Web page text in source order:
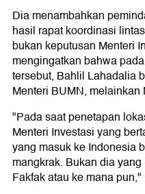
Dia menambahkan
hasil rapat koordinasi
bukan keputusan Menteri
mengingatkan bahwa
tersebut, Bahlil Lahadalia
Menteri BUMN, melainkan
"Pada saat penetapan
Menteri Investasi yang
yang masuk ke Indonesia
mangkrak. Bukan dia
Fakfak atau ke mana